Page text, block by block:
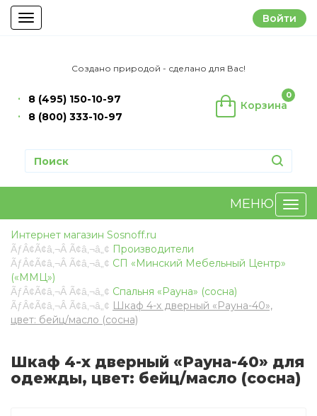
Toggle
navigation
Войти
Создано природой - сделано для Вас!
Корзина
0
8 (495) 150-10-97
8 (800) 333-10-97
МЕНЮ
Интернет магазин Sosnoff.ru
Производители
СП «Минский Мебельный Центр»
(«ММЦ»)
Спальня «Рауна» (сосна)
Шкаф 4-х дверный «Рауна-40»,
цвет: бейц/масло (сосна)
Шкаф 4-х дверный «Рауна-40» для
одежды, цвет: бейц/масло (сосна)